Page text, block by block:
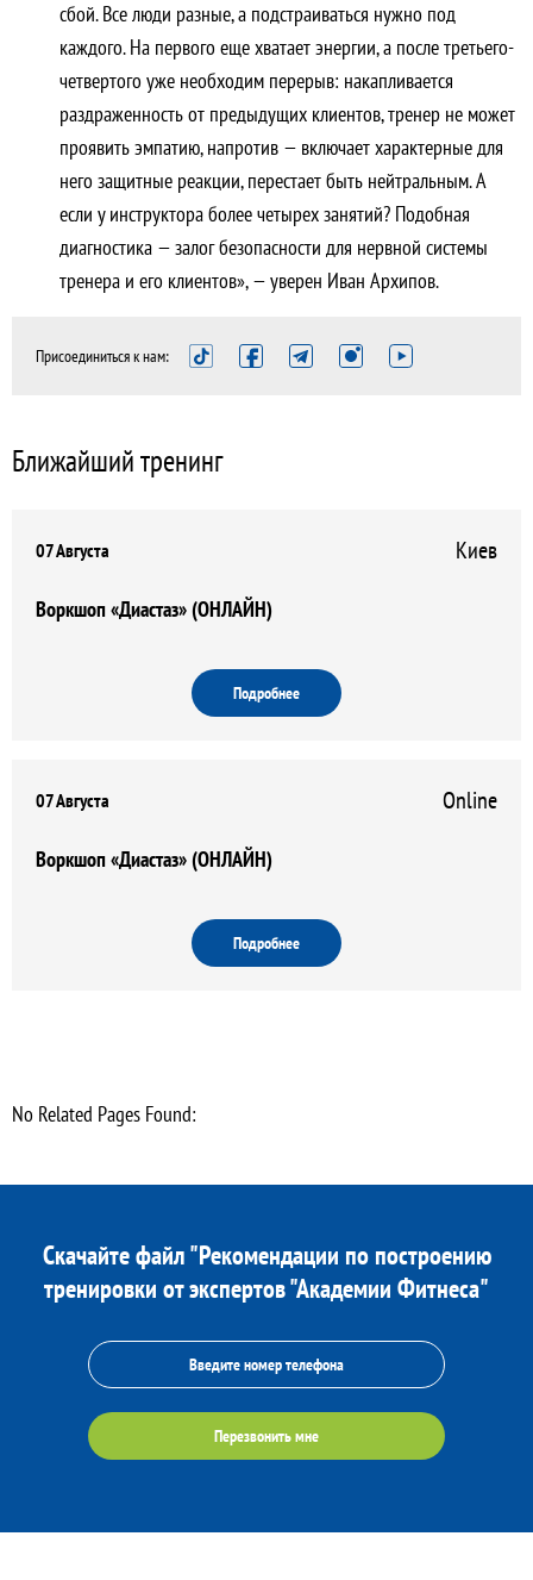
сбой. Все люди разные, а подстраиваться нужно под
каждого. На первого еще хватает энергии, а после третьего-
четвертого уже необходим перерыв: накапливается
раздраженность от предыдущих клиентов, тренер не может
проявить эмпатию, напротив — включает характерные для
него защитные реакции, перестает быть нейтральным. А
если у инструктора более четырех занятий? Подобная
диагностика — залог безопасности для нервной системы
тренера и его клиентов», — уверен Иван Архипов.
Присоединиться к нам:
Ближайший тренинг
07 Августа Киев
Воркшоп «Диастаз» (ОНЛАЙН)
Подробнее
07 Августа Online
Воркшоп «Диастаз» (ОНЛАЙН)
Подробнее
No Related Pages Found:
Скачайте файл "Рекомендации по построению
тренировки от экспертов "Академии Фитнеса"
Перезвонить мне